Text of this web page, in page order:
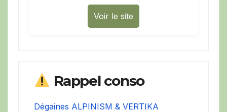
Voir le site
Rappel conso
Dégaines ALPINISM & VERTIKA